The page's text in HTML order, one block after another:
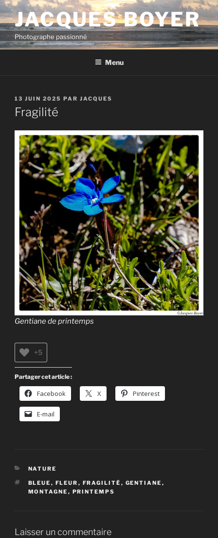
Aller
au
contenu
principal
JACQUES BOYER
Photographe passionné
Menu
PUBLIÉ
LE
13 JUIN 2025 PAR JACQUES
Fragilité
Gentiane de printemps
+5
Partager cet article :
Facebook X Pinterest
E-mail
CATÉGORIES
NATURE
ÉTIQUETTES
BLEUE , FLEUR , FRAGILITÉ , GENTIANE ,
MONTAGNE , PRINTEMPS
Laisser un commentaire